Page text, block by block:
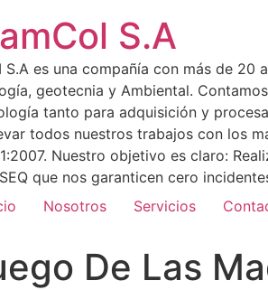
S.A
S.A es una compañía con más de
geotecnia y Ambiental.
tanto para adquisición y
todos nuestros trabajos con los
Nuestro objetivo es claro:
que nos garanticen cero
Nosotros Servicios
De Las